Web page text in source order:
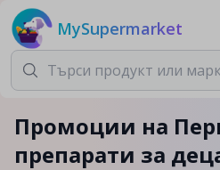
MySupermarket
Промоции на
препарати за